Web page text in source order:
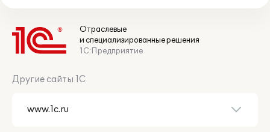
Отраслевые
и специализированные решения
1С:Предприятие
Другие сайты 1С